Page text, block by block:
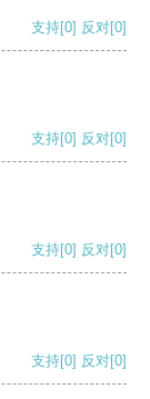
支持[0] 反对[0]
支持[0] 反对[0]
支持[0] 反对[0]
支持[0] 反对[0]